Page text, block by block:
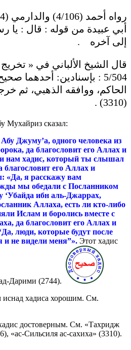
أبي عبيدة من قوله : قال : يا
إلى آخره .
قال الشيخ الألباني في «
5/504 : بإسنادين: أحدهما
الحاكم، ووافقه الذهبي، ثم
(3310) .
Мухайриз сказал:
Джуму’а, одного человека из
да благословит его Аллах и
нам хадис, который ты слышал
благословит его Аллах и
«Да, я расскажу вам
мы обедали с Посланником
‘Убайда ибн аль-Джаррах,
Аллаха, есть ли кто-либо
Ислам и боролись вместе с
да благословит его Аллах и
люди, которые будут после
и не видели меня”». Этот хадис
Дарими (2744).
хадиса хорошим. См.
достоверным. См. «Тахридж
«ас-Сильсиля ас-сахиха» (3310).